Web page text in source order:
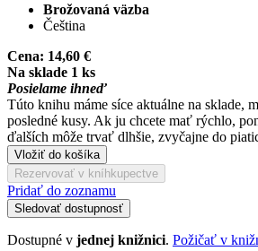
Brožovaná väzba
Čeština
Cena: 14,60 €
Na sklade 1 ks
Posielame ihneď
Túto knihu máme síce aktuálne na sklade,
posledné kusy. Ak ju chcete mať rýchlo,
ďalších môže trvať dlhšie, zvyčajne do
Vložiť do košíka
Rezervovať v kníhkupectve
Pridať do zoznamu
Sledovať dostupnosť
Dostupné v jednej knižnici. Požičať v